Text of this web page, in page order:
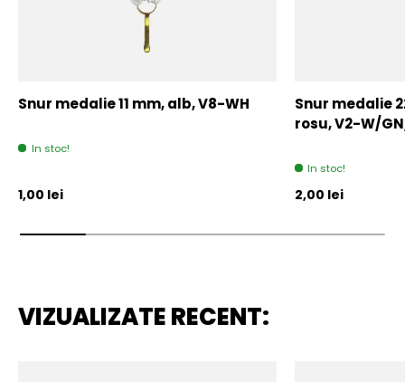
Snur medalie 11 mm, alb, V8-WH
In stoc!
Pret initial
1,00 lei
Snur medalie
rosu, V2-W/
In stoc!
Pret initial
2,00 lei
VIZUALIZATE RECENT: